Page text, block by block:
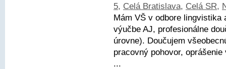
5, Celá Bratislava, Celá SR,
Mám VŠ v odbore
výučbe AJ, profesionálne
úrovne). Doučujem
pracovný pohovor,
...